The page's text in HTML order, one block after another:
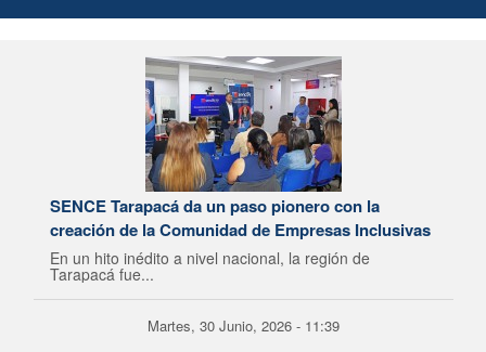
SENCE Tarapacá da un paso pionero con la
creación de la Comunidad de Empresas Inclusivas
En un hito inédito a nivel nacional, la región de
Tarapacá fue...
Martes, 30 Junio, 2026 - 11:39